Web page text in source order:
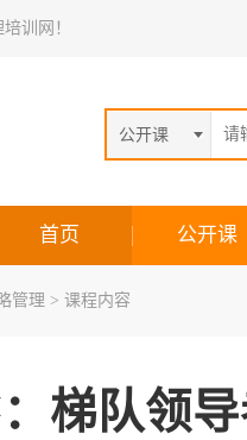
训网！
公开课
首页 公开课
管理 > 课程内容
梯队领